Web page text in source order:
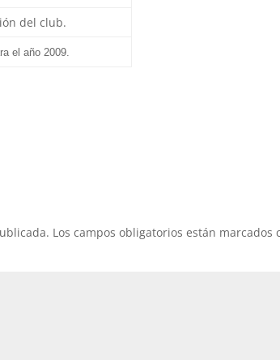
del club.
el año 2009.
Los campos obligatorios están marcados